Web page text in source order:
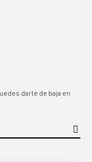
darte de baja en